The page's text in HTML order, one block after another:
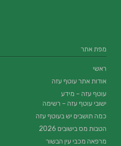
מפת אתר
ראשי
אודות אתר עוטף עזה
עוטף עזה – מידע
ישובי עוטף עזה – רשימה
כמה תושבים יש בעוטף עזה
הטבות מס בישובים 2026
מרפאה מכבי עין הבשור